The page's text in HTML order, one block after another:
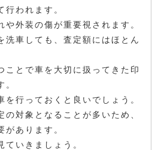
行われます。
外装の傷が重要視されます。
洗車しても、査定額にはほとん
ことで車を大切に扱ってきた印
。
行っておくと良いでしょう。
対象となることが多いため、
があります。
ていきましょう。